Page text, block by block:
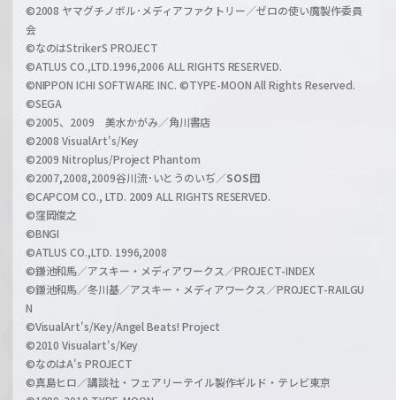
l
h
a
n
l
©2008 ヤマグチノボル･メディアファクトリー／ゼロの使い魔製作委員
会
©なのはStrikerS PROJECT
©ATLUS CO.,LTD.1996,2006 ALL RIGHTS RESERVED.
©NIPPON ICHI SOFTWARE INC. ©TYPE-MOON All Rights Reserved.
©SEGA
©2005、2009 美水かがみ／角川書店
©2008 VisualArt's/Key
©2009 Nitroplus/Project Phantom
©2007,2008,2009谷川流･いとうのいぢ／SOS団
©CAPCOM CO., LTD. 2009 ALL RIGHTS RESERVED.
©窪岡俊之
©BNGI
©ATLUS CO.,LTD. 1996,2008
©鎌池和馬／アスキー・メディアワークス／PROJECT-INDEX
©鎌池和馬／冬川基／アスキー・メディアワークス／PROJECT-RAILGU
N
©VisualArt's/Key/Angel Beats! Project
©2010 Visualart's/Key
©なのはA's PROJECT
©真島ヒロ／講談社・フェアリーテイル製作ギルド・テレビ東京